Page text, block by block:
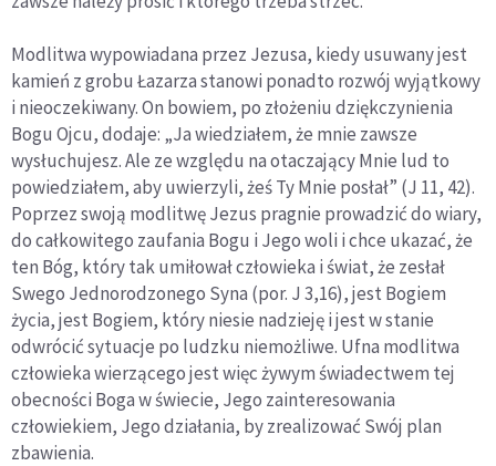
Modlitwa wypowiadana przez Jezusa, kiedy usuwany jest
kamień z grobu Łazarza stanowi ponadto rozwój wyjątkowy
i nieoczekiwany. On bowiem, po złożeniu dziękczynienia
Bogu Ojcu, dodaje: „Ja wiedziałem, że mnie zawsze
wysłuchujesz. Ale ze względu na otaczający Mnie lud to
powiedziałem, aby uwierzyli, żeś Ty Mnie posłał” (J 11, 42).
Poprzez swoją modlitwę Jezus pragnie prowadzić do wiary,
do całkowitego zaufania Bogu i Jego woli i chce ukazać, że
ten Bóg, który tak umiłował człowieka i świat, że zesłał
Swego Jednorodzonego Syna (por. J 3,16), jest Bogiem
życia, jest Bogiem, który niesie nadzieję i jest w stanie
odwrócić sytuacje po ludzku niemożliwe. Ufna modlitwa
człowieka wierzącego jest więc żywym świadectwem tej
obecności Boga w świecie, Jego zainteresowania
człowiekiem, Jego działania, by zrealizować Swój plan
zbawienia.